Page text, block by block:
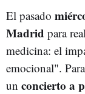
El pasado
Madrid para
medicina: el
emocional".
un concierto a